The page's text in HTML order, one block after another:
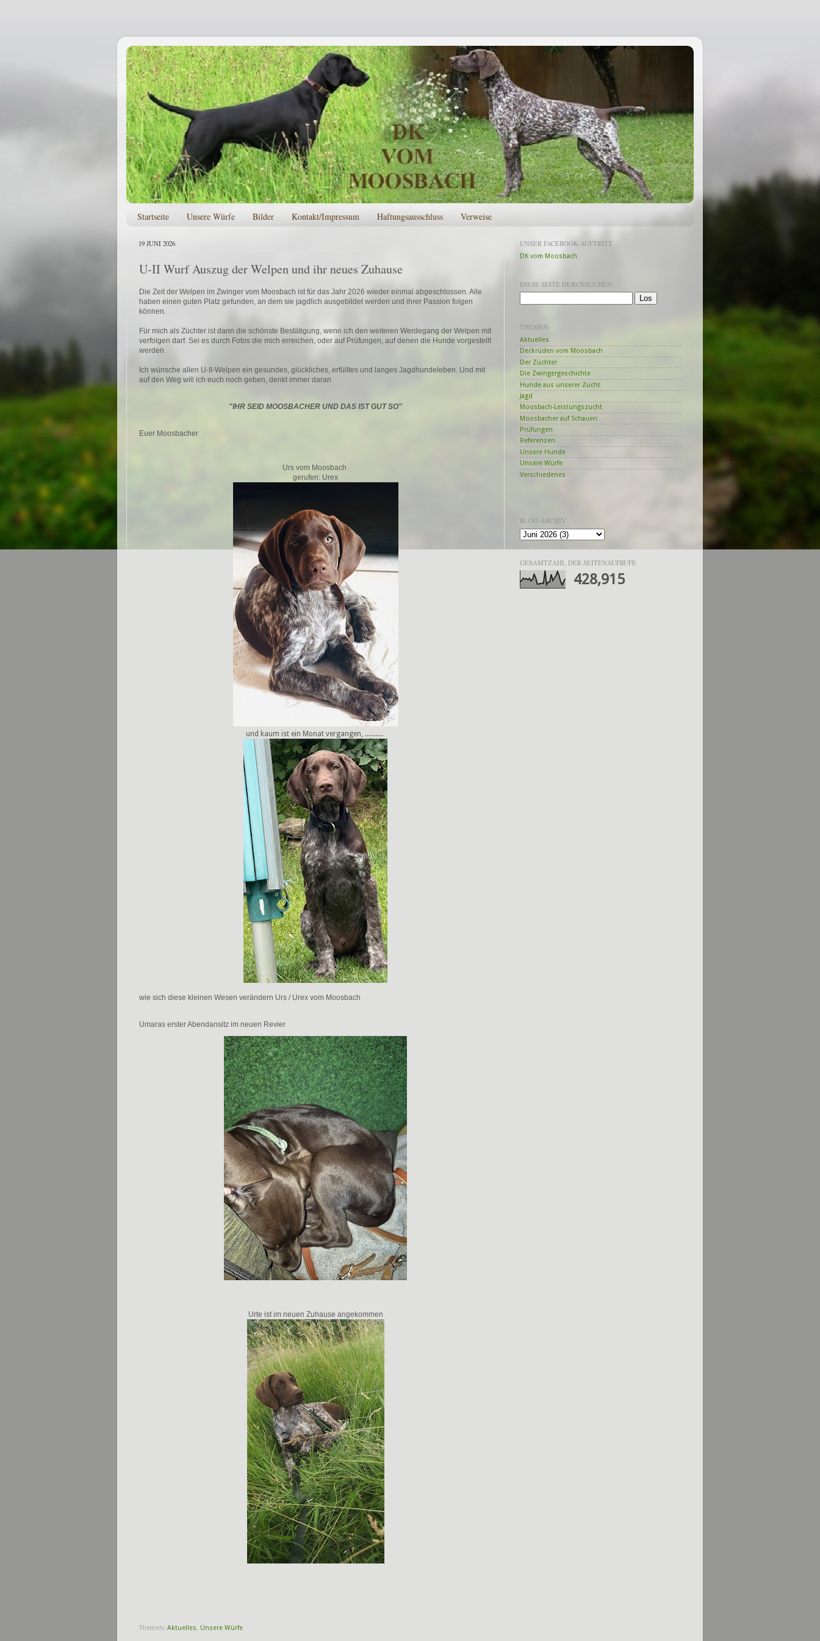
Startseite Unsere Würfe Bilder Kontakt/Impressum Haftungsausschluss Verweise
19 JUNI 2026
U-II Wurf Auszug der Welpen und ihr neues Zuhause
Die Zeit der Welpen im Zwinger vom Moosbach ist für das Jahr 2026 wieder einmal abgeschlossen. Alle
haben einen guten Platz gefunden, an dem sie jagdlich ausgebildet werden und ihrer Passion folgen
können.
Für mich als Züchter ist dann die schönste Bestätigung, wenn ich den weiteren Werdegang der Welpen mit
verfolgen darf. Sei es durch Fotos die mich erreichen, oder auf Prüfungen, auf denen die Hunde vorgestellt
werden.
Ich wünsche allen U-II-Welpen ein gesundes, glückliches, erfülltes und langes Jagdhundeleben. Und mit
auf den Weg will ich euch noch geben, denkt immer daran
"IHR SEID MOOSBACHER UND DAS IST GUT SO"
Euer Moosbacher
Urs vom Moosbach
gerufen: Urex
und kaum ist ein Monat vergangen, ..........
wie sich diese kleinen Wesen verändern Urs / Urex vom Moosbach
Umaras erster Abendansitz im neuen Revier
Urte ist im neuen Zuhause angekommen
Themen: Aktuelles, Unsere Würfe
UNSER FACEBOOK-AUFTRITT
DK vom Moosbach
DIESE SEITE DURCHSUCHEN:
THEMEN
Aktuelles
Deckrüden vom Moosbach
Der Züchter
Die Zwingergeschichte
Hunde aus unserer Zucht
Jagd
Moosbach-Leistungszucht
Moosbacher auf Schauen
Prüfungen
Referenzen
Unsere Hunde
Unsere Würfe
Verschiedenes
BLOG-ARCHIV
GESAMTZAHL DER SEITENAUFRUFE
428,915